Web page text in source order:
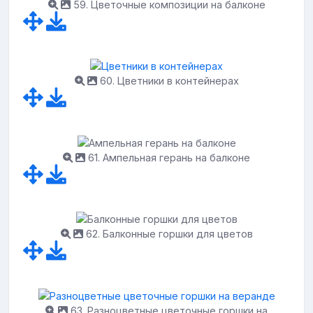
59. Цветочные композиции на балконе
60. Цветники в контейнерах
61. Ампельная герань на балконе
62. Балконные горшки для цветов
63. Разноцветные цветочные горшки на